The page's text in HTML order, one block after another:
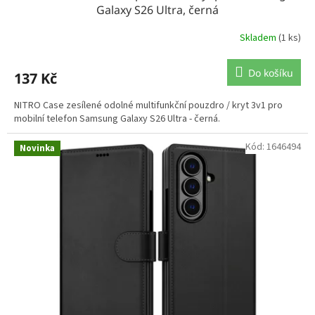
Galaxy S26 Ultra, černá
Skladem (1 ks)
137 Kč Do košíku
NITRO Case zesílené odolné multifunkční pouzdro / kryt 3v1 pro
mobilní telefon Samsung Galaxy S26 Ultra - černá.
Novinka Kód: 1646494